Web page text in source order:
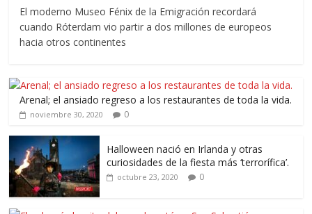
El moderno Museo Fénix de la Emigración recordará
cuando Róterdam vio partir a dos millones de europeos
hacia otros continentes
Arenal; el ansiado regreso a los restaurantes de toda la vida.
noviembre 30, 2020 0
Halloween nació en Irlanda y otras
curiosidades de la fiesta más ‘terrorífica’.
octubre 23, 2020 0